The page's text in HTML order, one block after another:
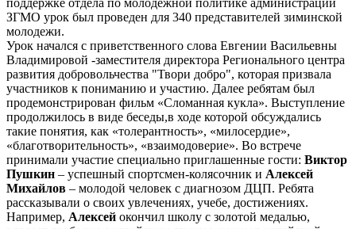
ЗГМО урок был проведен для 340 представителей зиминской
молодежи.
Урок начался с приветственного слова Евгении Васильевны
Владимировой -заместителя директора Регионального центра
развития добровольчества "Твори добро", которая призвала
участников к пониманию и участию. Далее ребятам был
продемонстрирован фильм «Сломанная кукла». Выступление
продолжилось в виде беседы,в ходе которой обсуждались
такие понятия, как «толерантность», «милосердие»,
«благотворительность», «взаимодоверие». Во встрече
принимали участие специально приглашенные гости: Виктор
Пушкин – успешный спортсмен-колясочник и Алексей
Михайлов – молодой человек с диагнозом ДЦП. Ребята
рассказывали о своих увлечениях, учебе, достижениях.
Например, Алексей окончил школу с золотой медалью,